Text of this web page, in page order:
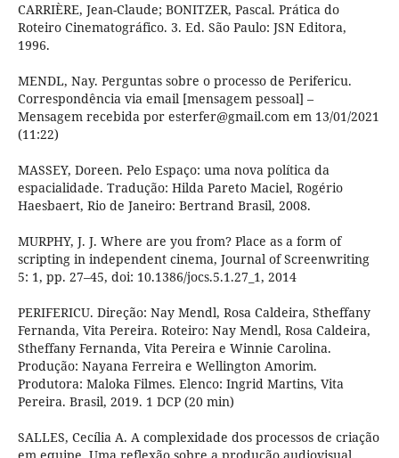
CARRIÈRE, Jean-Claude; BONITZER, Pascal. Prática do
Roteiro Cinematográfico. 3. Ed. São Paulo: JSN Editora,
1996.
MENDL, Nay. Perguntas sobre o processo de Perifericu.
Correspondência via email [mensagem pessoal] –
Mensagem recebida por esterfer@gmail.com em 13/01/2021
(11:22)
MASSEY, Doreen. Pelo Espaço: uma nova política da
espacialidade. Tradução: Hilda Pareto Maciel, Rogério
Haesbaert, Rio de Janeiro: Bertrand Brasil, 2008.
MURPHY, J. J. Where are you from? Place as a form of
scripting in independent cinema, Journal of Screenwriting
5: 1, pp. 27–45, doi: 10.1386/jocs.5.1.27_1, 2014
PERIFERICU. Direção: Nay Mendl, Rosa Caldeira, Stheffany
Fernanda, Vita Pereira. Roteiro: Nay Mendl, Rosa Caldeira,
Stheffany Fernanda, Vita Pereira e Winnie Carolina.
Produção: Nayana Ferreira e Wellington Amorim.
Produtora: Maloka Filmes. Elenco: Ingrid Martins, Vita
Pereira. Brasil, 2019. 1 DCP (20 min)
SALLES, Cecília A. A complexidade dos processos de criação